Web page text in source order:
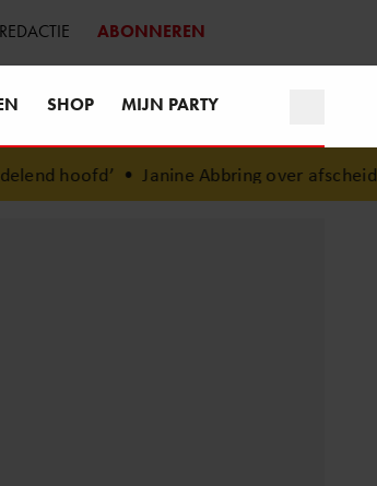
ABONNEREN
SHOP MIJN PARTY
Janine Abbring over afscheid van